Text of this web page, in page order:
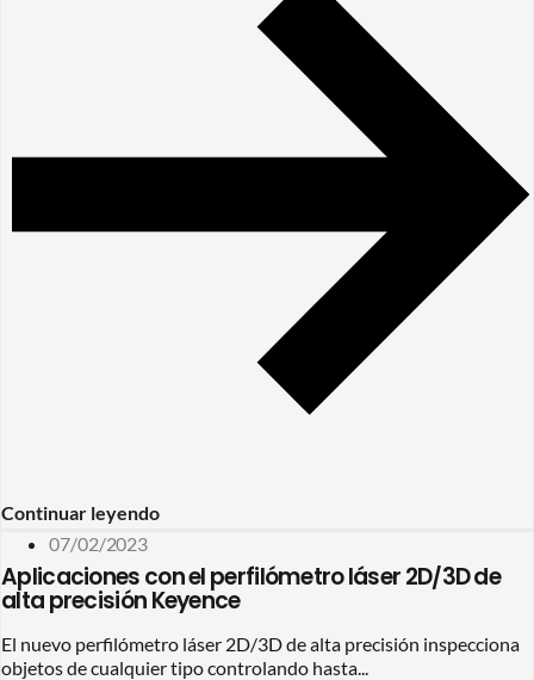
Continuar leyendo
07/02/2023
Aplicaciones con el perfilómetro láser 2D/3D de
alta precisión Keyence
El nuevo perfilómetro láser 2D/3D de alta precisión inspecciona
objetos de cualquier tipo controlando hasta...